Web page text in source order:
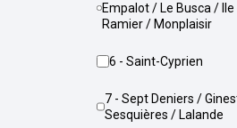
Empalot / Le Busca / Ile
Ramier / Monplaisir
6 - Saint-Cyprien
7 - Sept Deniers / Ginestous-
Sesquières / Lalande